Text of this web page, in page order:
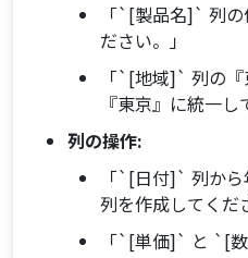
「`[製品名]` 列の
ださい。」
「`[地域]` 列の
『東京』に統一し
列の操作:
「`[日付]` 列か
列を作成してくだ
「`[単価]` と `[